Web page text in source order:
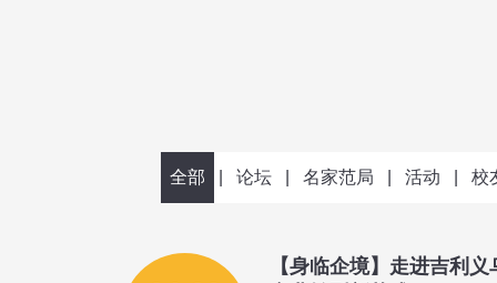
全部 论坛 名家范局 活动 校
【身临企境】走进吉利